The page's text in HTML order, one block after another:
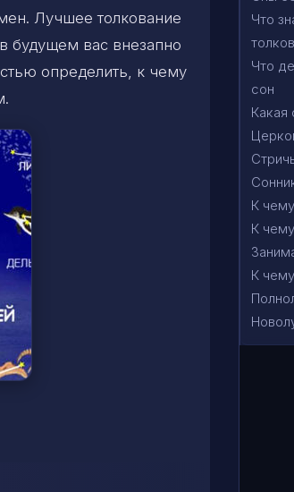
Лучшее толкование
будущем вас внезапно
определить, к чему
Что
Что
сон
Какая
К
К
К